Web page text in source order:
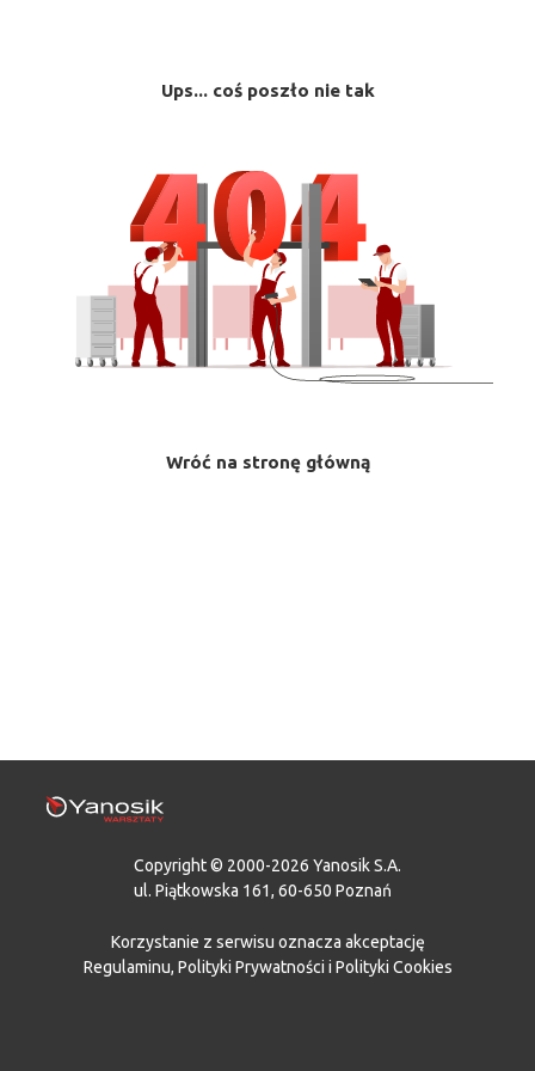
Ups... coś poszło nie tak
Wróć na stronę główną
Copyright © 2000-2026 Yanosik S.A.
ul. Piątkowska 161, 60-650 Poznań
Korzystanie z serwisu oznacza akceptację
Regulaminu, Polityki Prywatności i Polityki Cookies